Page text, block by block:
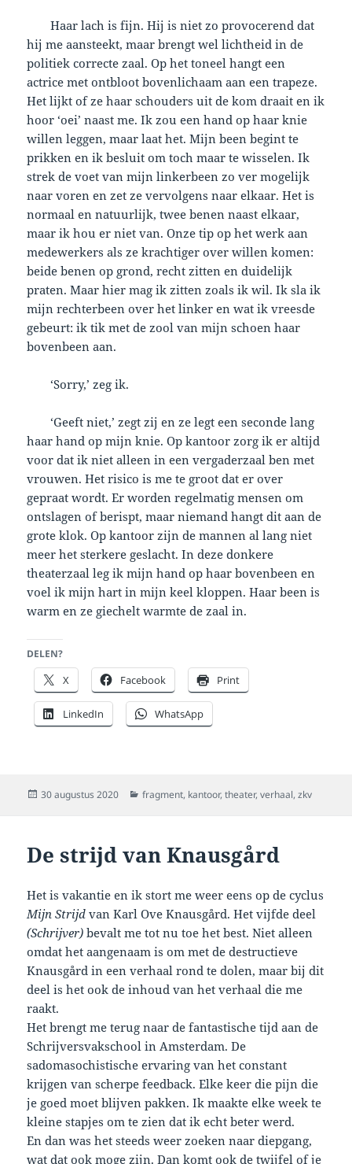
Haar lach is fijn. Hij is niet zo provocerend dat
hij me aansteekt, maar brengt wel lichtheid in de
politiek correcte zaal. Op het toneel hangt een
actrice met ontbloot bovenlichaam aan een trapeze.
Het lijkt of ze haar schouders uit de kom draait en ik
hoor ‘oei’ naast me. Ik zou een hand op haar knie
willen leggen, maar laat het. Mijn been begint te
prikken en ik besluit om toch maar te wisselen. Ik
strek de voet van mijn linkerbeen zo ver mogelijk
naar voren en zet ze vervolgens naar elkaar. Het is
normaal en natuurlijk, twee benen naast elkaar,
maar ik hou er niet van. Onze tip op het werk aan
medewerkers als ze krachtiger over willen komen:
beide benen op grond, recht zitten en duidelijk
praten. Maar hier mag ik zitten zoals ik wil. Ik sla ik
mijn rechterbeen over het linker en wat ik vreesde
gebeurt: ik tik met de zool van mijn schoen haar
bovenbeen aan.
‘Sorry,’ zeg ik.
‘Geeft niet,’ zegt zij en ze legt een seconde lang
haar hand op mijn knie. Op kantoor zorg ik er altijd
voor dat ik niet alleen in een vergaderzaal ben met
vrouwen. Het risico is me te groot dat er over
gepraat wordt. Er worden regelmatig mensen om
ontslagen of berispt, maar niemand hangt dit aan de
grote klok. Op kantoor zijn de mannen al lang niet
meer het sterkere geslacht. In deze donkere
theaterzaal leg ik mijn hand op haar bovenbeen en
voel ik mijn hart in mijn keel kloppen. Haar been is
warm en ze giechelt warmte de zaal in.
DELEN?
X Facebook Print
LinkedIn WhatsApp
Geplaatst
30 augustus 2020 Categorieën
fragment, kantoor,theater,verhaal,zkv
De strijd van Knausgård
Het is vakantie en ik stort me weer eens op de cyclus
Mijn Strijd van Karl Ove Knausgård. Het vijfde deel
(Schrijver) bevalt me tot nu toe het best. Niet alleen
omdat het aangenaam is om met de destructieve
Knausgård in een verhaal rond te dolen, maar bij dit
deel is het ook de inhoud van het verhaal die me
raakt.
Het brengt me terug naar de fantastische tijd aan de
Schrijversvakschool in Amsterdam. De
sadomasochistische ervaring van het constant
krijgen van scherpe feedback. Elke keer die pijn die
je goed moet blijven pakken. Ik maakte elke week te
kleine stapjes om te zien dat ik echt beter werd.
En dan was het steeds weer zoeken naar diepgang,
wat dat ook moge zijn. Dan komt ook de twijfel of je